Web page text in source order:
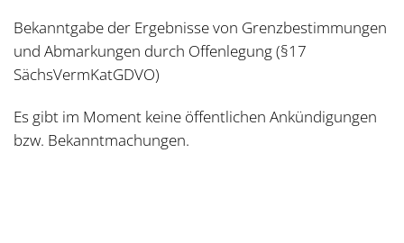
Bekanntgabe der Ergebnisse von Grenzbestimmungen
und Abmarkungen durch Offenlegung (§17
SächsVermKatGDVO)
Es gibt im Moment keine öffentlichen Ankündigungen
bzw. Bekanntmachungen.